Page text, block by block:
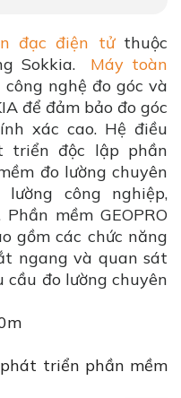
đạc điện tử thuộc
Sokkia. Máy toàn
công nghệ đo góc và
để đảm bảo đo góc
xác cao. Hệ điều
triển độc lập phần
đo lường chuyên
công nghiệp,
mềm GEOPRO
gồm các chức năng
ngang và quan sát
cầu đo lường chuyên
triển phần mềm